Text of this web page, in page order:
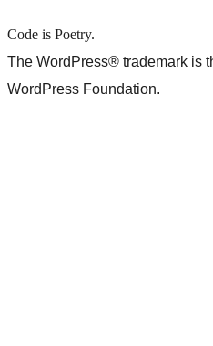
Code is Poetry.
The WordPress® trademark is
WordPress Foundation.